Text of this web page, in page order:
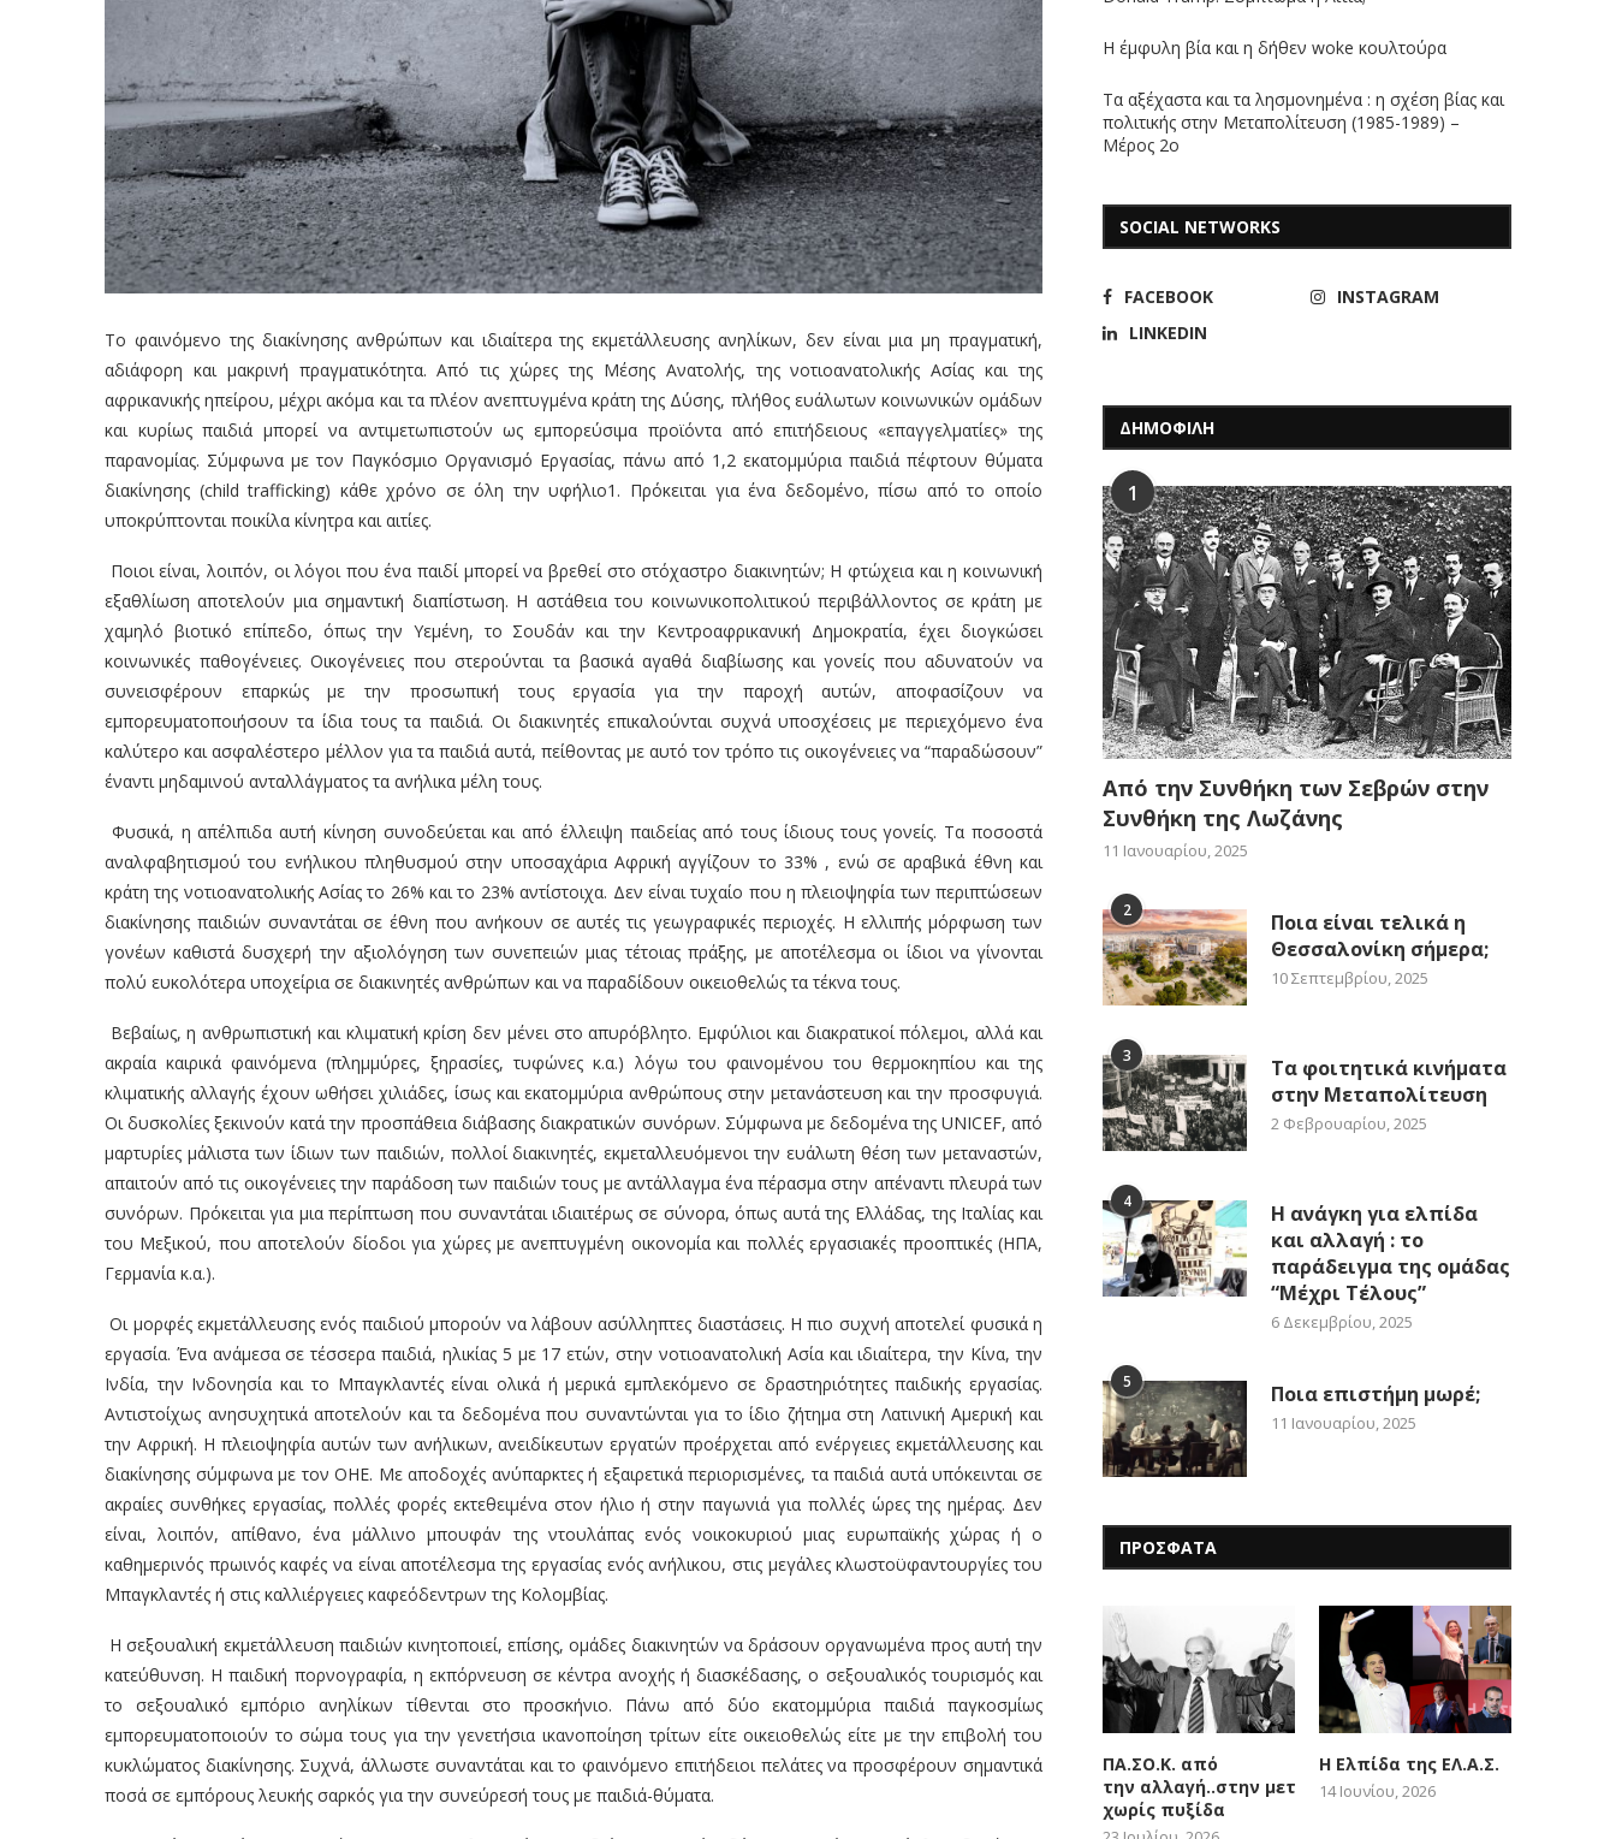
Το φαινόμενο της διακίνησης ανθρώπων και ιδιαίτερα της εκμετάλλευσης ανηλίκων, δεν είναι μια μη πραγματική,
αδιάφορη και μακρινή πραγματικότητα. Από τις χώρες της Μέσης Ανατολής, της νοτιοανατολικής Ασίας και της
αφρικανικής ηπείρου, μέχρι ακόμα και τα πλέον ανεπτυγμένα κράτη της Δύσης, πλήθος ευάλωτων κοινωνικών ομάδων
και κυρίως παιδιά μπορεί να αντιμετωπιστούν ως εμπορεύσιμα προϊόντα από επιτήδειους «επαγγελματίες» της
παρανομίας. Σύμφωνα με τον Παγκόσμιο Οργανισμό Εργασίας, πάνω από 1,2 εκατομμύρια παιδιά πέφτουν θύματα
διακίνησης (child trafficking) κάθε χρόνο σε όλη την υφήλιο1. Πρόκειται για ένα δεδομένο, πίσω από το οποίο
υποκρύπτονται ποικίλα κίνητρα και αιτίες.
Ποιοι είναι, λοιπόν, οι λόγοι που ένα παιδί μπορεί να βρεθεί στο στόχαστρο διακινητών; Η φτώχεια και η κοινωνική
εξαθλίωση αποτελούν μια σημαντική διαπίστωση. Η αστάθεια του κοινωνικοπολιτικού περιβάλλοντος σε κράτη με
χαμηλό βιοτικό επίπεδο, όπως την Υεμένη, το Σουδάν και την Κεντροαφρικανική Δημοκρατία, έχει διογκώσει
κοινωνικές παθογένειες. Οικογένειες που στερούνται τα βασικά αγαθά διαβίωσης και γονείς που αδυνατούν να
συνεισφέρουν επαρκώς με την προσωπική τους εργασία για την παροχή αυτών, αποφασίζουν να
εμπορευματοποιήσουν τα ίδια τους τα παιδιά. Οι διακινητές επικαλούνται συχνά υποσχέσεις με περιεχόμενο ένα
καλύτερο και ασφαλέστερο μέλλον για τα παιδιά αυτά, πείθοντας με αυτό τον τρόπο τις οικογένειες να “παραδώσουν”
έναντι μηδαμινού ανταλλάγματος τα ανήλικα μέλη τους.
Φυσικά, η απέλπιδα αυτή κίνηση συνοδεύεται και από έλλειψη παιδείας από τους ίδιους τους γονείς. Τα ποσοστά
αναλφαβητισμού του ενήλικου πληθυσμού στην υποσαχάρια Αφρική αγγίζουν το 33% , ενώ σε αραβικά έθνη και
κράτη της νοτιοανατολικής Ασίας το 26% και το 23% αντίστοιχα. Δεν είναι τυχαίο που η πλειοψηφία των περιπτώσεων
διακίνησης παιδιών συναντάται σε έθνη που ανήκουν σε αυτές τις γεωγραφικές περιοχές. Η ελλιπής μόρφωση των
γονέων καθιστά δυσχερή την αξιολόγηση των συνεπειών μιας τέτοιας πράξης, με αποτέλεσμα οι ίδιοι να γίνονται
πολύ ευκολότερα υποχείρια σε διακινητές ανθρώπων και να παραδίδουν οικειοθελώς τα τέκνα τους.
Βεβαίως, η ανθρωπιστική και κλιματική κρίση δεν μένει στο απυρόβλητο. Εμφύλιοι και διακρατικοί πόλεμοι, αλλά και
ακραία καιρικά φαινόμενα (πλημμύρες, ξηρασίες, τυφώνες κ.α.) λόγω του φαινομένου του θερμοκηπίου και της
κλιματικής αλλαγής έχουν ωθήσει χιλιάδες, ίσως και εκατομμύρια ανθρώπους στην μετανάστευση και την προσφυγιά.
Οι δυσκολίες ξεκινούν κατά την προσπάθεια διάβασης διακρατικών συνόρων. Σύμφωνα με δεδομένα της UNICEF, από
μαρτυρίες μάλιστα των ίδιων των παιδιών, πολλοί διακινητές, εκμεταλλευόμενοι την ευάλωτη θέση των μεταναστών,
απαιτούν από τις οικογένειες την παράδοση των παιδιών τους με αντάλλαγμα ένα πέρασμα στην απέναντι πλευρά των
συνόρων. Πρόκειται για μια περίπτωση που συναντάται ιδιαιτέρως σε σύνορα, όπως αυτά της Ελλάδας, της Ιταλίας και
του Μεξικού, που αποτελούν δίοδοι για χώρες με ανεπτυγμένη οικονομία και πολλές εργασιακές προοπτικές (ΗΠΑ,
Γερμανία κ.α.).
Οι μορφές εκμετάλλευσης ενός παιδιού μπορούν να λάβουν ασύλληπτες διαστάσεις. Η πιο συχνή αποτελεί φυσικά η
εργασία. Ένα ανάμεσα σε τέσσερα παιδιά, ηλικίας 5 με 17 ετών, στην νοτιοανατολική Ασία και ιδιαίτερα, την Κίνα, την
Ινδία, την Ινδονησία και το Μπαγκλαντές είναι ολικά ή μερικά εμπλεκόμενο σε δραστηριότητες παιδικής εργασίας.
Αντιστοίχως ανησυχητικά αποτελούν και τα δεδομένα που συναντώνται για το ίδιο ζήτημα στη Λατινική Αμερική και
την Αφρική. Η πλειοψηφία αυτών των ανήλικων, ανειδίκευτων εργατών προέρχεται από ενέργειες εκμετάλλευσης και
διακίνησης σύμφωνα με τον ΟΗΕ. Με αποδοχές ανύπαρκτες ή εξαιρετικά περιορισμένες, τα παιδιά αυτά υπόκεινται σε
ακραίες συνθήκες εργασίας, πολλές φορές εκτεθειμένα στον ήλιο ή στην παγωνιά για πολλές ώρες της ημέρας. Δεν
είναι, λοιπόν, απίθανο, ένα μάλλινο μπουφάν της ντουλάπας ενός νοικοκυριού μιας ευρωπαϊκής χώρας ή ο
καθημερινός πρωινός καφές να είναι αποτέλεσμα της εργασίας ενός ανήλικου, στις μεγάλες κλωστοϋφαντουργίες του
Μπαγκλαντές ή στις καλλιέργειες καφεόδεντρων της Κολομβίας.
Η σεξουαλική εκμετάλλευση παιδιών κινητοποιεί, επίσης, ομάδες διακινητών να δράσουν οργανωμένα προς αυτή την
κατεύθυνση. Η παιδική πορνογραφία, η εκπόρνευση σε κέντρα ανοχής ή διασκέδασης, ο σεξουαλικός τουρισμός και
το σεξουαλικό εμπόριο ανηλίκων τίθενται στο προσκήνιο. Πάνω από δύο εκατομμύρια παιδιά παγκοσμίως
εμπορευματοποιούν το σώμα τους για την γενετήσια ικανοποίηση τρίτων είτε οικειοθελώς είτε με την επιβολή του
κυκλώματος διακίνησης. Συχνά, άλλωστε συναντάται και το φαινόμενο επιτήδειοι πελάτες να προσφέρουν σημαντικά
ποσά σε εμπόρους λευκής σαρκός για την συνεύρεσή τους με παιδιά-θύματα.
Η έμφυλη βία και η δήθεν woke κουλτούρα
Τα αξέχαστα και τα λησμονημένα : η σχέση βίας και
πολιτικής στην Μεταπολίτευση (1985-1989) –
Μέρος 2ο
SOCIAL NETWORKS
FACEBOOK
INSTAGRAM
LINKEDIN
ΔΗΜΟΦΙΛΗ
1
Από την Συνθήκη των Σεβρών στην
Συνθήκη της Λωζάνης
11 Ιανουαρίου, 2025
2
Ποια είναι τελικά η
Θεσσαλονίκη σήμερα;
10 Σεπτεμβρίου, 2025
3
Τα φοιτητικά κινήματα
στην Μεταπολίτευση
2 Φεβρουαρίου, 2025
4
Η ανάγκη για ελπίδα
και αλλαγή : το
παράδειγμα της ομάδας
“Μέχρι Τέλους”
6 Δεκεμβρίου, 2025
5 Ποια επιστήμη μωρέ;
11 Ιανουαρίου, 2025
ΠΡΟΣΦΑΤΑ
ΠΑ.ΣΟ.Κ. από
την αλλαγή..στην μετατόπιση
χωρίς πυξίδα
Η Ελπίδα της ΕΛ.Α.Σ.
14 Ιουνίου, 2026